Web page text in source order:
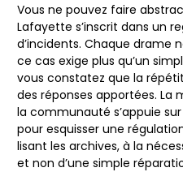
Vous ne pouvez faire
Lafayette s’inscrit dans un
d’incidents. Chaque drame
ce cas exige plus qu’un
vous constatez que la
des réponses apportées. La
la communauté s’appuie
pour esquisser une
lisant les archives, à la
et non d’une simple